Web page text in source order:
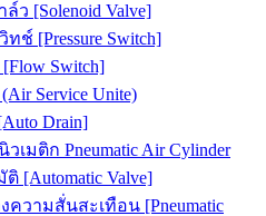
ว [Solenoid Valve]
ทช์ [Pressure Switch]
Switch]
Service Unite)
Drain]
เมติก Pneumatic Air Cylinder
[Automatic Valve]
วามสั่นสะเทือน [Pneumatic